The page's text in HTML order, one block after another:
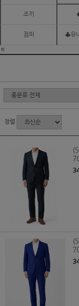
조끼
점퍼 ♣유
ㅌ
정렬